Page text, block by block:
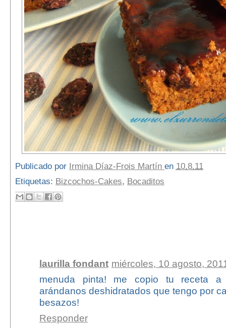
Publicado por Irmina Díaz-Frois Martín en 10.8.11
Etiquetas: Bizcochos-Cakes, Bocaditos
laurilla fondant miércoles, 10 agosto,
menuda pinta! me copio tu receta
arándanos deshidratados que tengo por
besazos!
Responder